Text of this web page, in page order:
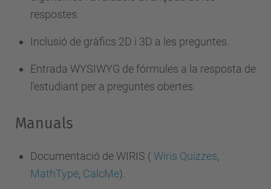
respostes.
Inclusió de gràfics 2D i 3D a les preguntes.
Entrada WYSIWYG de fórmules a la resposta de
l'estudiant per a preguntes obertes.
Manuals
Documentació de WIRIS ( Wiris Quizzes,
MathType, CalcMe).